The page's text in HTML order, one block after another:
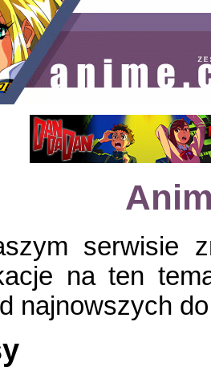
serwisie
na ten
najnowszych